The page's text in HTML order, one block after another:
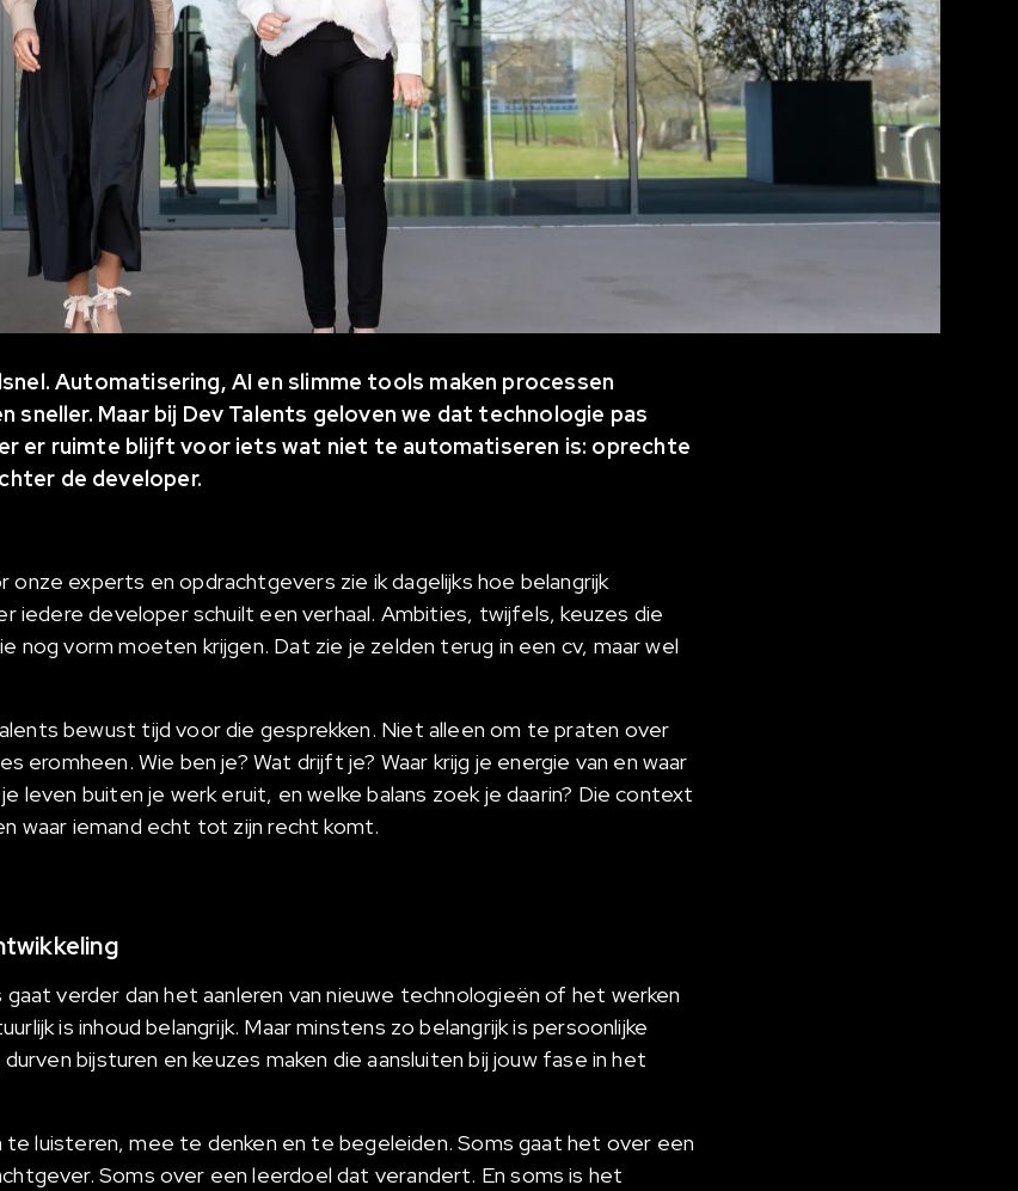
Automatisering, AI en slimme tools maken processen
sneller. Maar bij Dev Talents geloven we dat technologie pas
er ruimte blijft voor iets wat niet te automatiseren is: oprechte
de developer.
onze experts en opdrachtgevers zie ik dagelijks hoe belangrijk
iedere developer schuilt een verhaal. Ambities, twijfels, keuzes die
nog vorm moeten krijgen. Dat zie je zelden terug in een cv, maar wel
bewust tijd voor die gesprekken. Niet alleen om te praten over
eromheen. Wie ben je? Wat drijft je? Waar krijg je energie van en waar
leven buiten je werk eruit, en welke balans zoek je daarin? Die context
waar iemand echt tot zijn recht komt.
gaat verder dan het aanleren van nieuwe technologieën of het werken
is inhoud belangrijk. Maar minstens zo belangrijk is persoonlijke
bijsturen en keuzes maken die aansluiten bij jouw fase in het
te luisteren, mee te denken en te begeleiden. Soms gaat het over een
Soms over een leerdoel dat verandert. En soms is het